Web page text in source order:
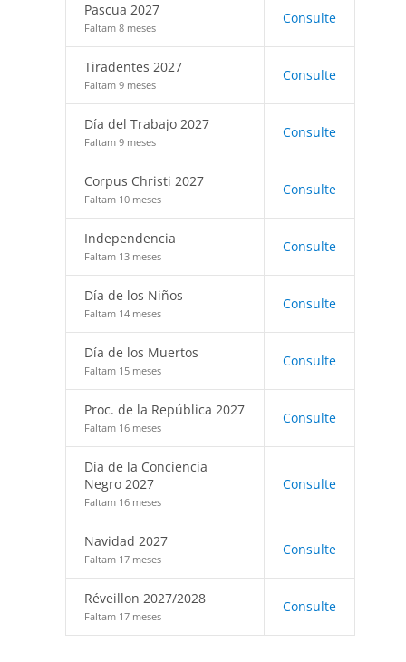
Pascua 2027
Faltam 8 meses
Consulte
Tiradentes 2027
Faltam 9 meses
Consulte
Día del Trabajo 2027
Faltam 9 meses
Consulte
Corpus Christi 2027
Faltam 10 meses
Consulte
Independencia
Faltam 13 meses
Consulte
Día de los Niños
Faltam 14 meses
Consulte
Día de los Muertos
Faltam 15 meses
Consulte
Proc. de la República 2027
Faltam 16 meses
Consulte
Día de la Conciencia
Negro 2027
Faltam 16 meses
Consulte
Navidad 2027
Faltam 17 meses
Consulte
Réveillon 2027/2028
Faltam 17 meses
Consulte